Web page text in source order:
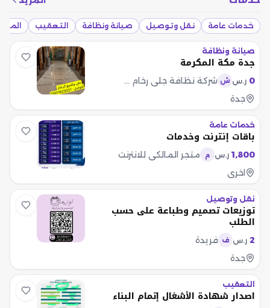
خدمات عامة نقل وتوصيل صيانة ونظافة التعقيب
صيانة ونظافة
جدة مكة المكرمة
0 ر.س ش
شركة نظافة جلي رخام جدة
جدة
خدمات عامة
باقات إنترنت وخدمات
1,800 ر.س م
متجر المالكي للانترنت
اخرى
نقل وتوصيل
توزيعات تصميم وطباعة على حسب
الطلب
2 ر.س ف فريدة
جدة
التعقيب
اصدار شهادة الأشغال إتمام البناء